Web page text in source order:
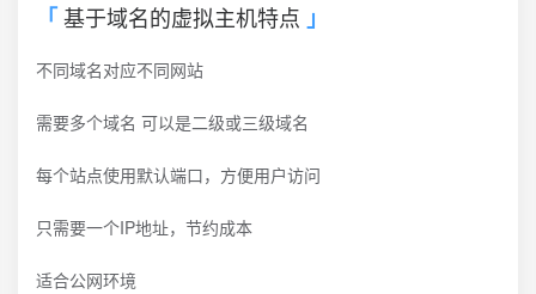
基于域名的虚拟主机特点
不同域名对应不同网站
需要多个域名 可以是二级或三级域名
每个站点使用默认端口，方便用户访问
只需要一个IP地址，节约成本
适合公网环境